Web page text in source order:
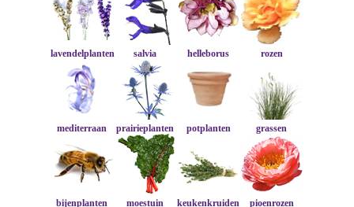
lavendelplanten salvia helleborus rozen
mediterraan prairieplanten potplanten grassen
bijenplanten moestuin keukenkruiden pioenrozen